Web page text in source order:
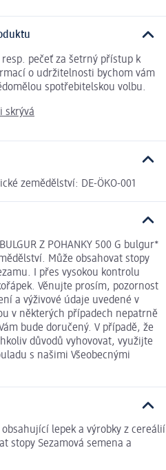
pečeť za šetrný přístup k
o udržitelnosti bychom vám
spotřebitelskou volbu.
skrývá
zemědělství: DE-ÖKO-001
Z POHANKY 500 G bulgur*
Může obsahovat stopy
I přes vysokou kontrolu
Věnujte prosím, pozornost
a výživové údaje uvedené v
v některých případech nepatrně
bude doručený. V případě, že
důvodů vyhovovat, využijte
s našimi Všeobecnými
lepek a výrobky z cereálií
stopy Sezamová semena a